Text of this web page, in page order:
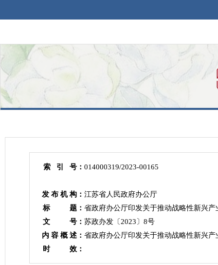
索 引 号： 014000319/2023-00165
发 布 机 构： 江苏省人民政府办公厅
标 题： 省政府办公厅印发关于推动战略性新兴
文 号： 苏政办发〔2023〕8号
内 容 概 述： 省政府办公厅印发关于推动战略性新兴
时 效：